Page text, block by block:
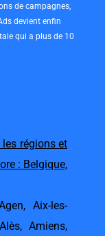
régions et
: Belgique,
, Aix-les-
Alès,Amiens,
de campagnes,
devient enfin
qui a plus de 10